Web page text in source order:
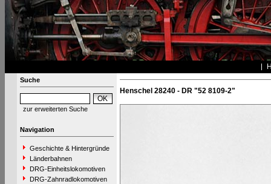
Suche
zur erweiterten Suche
Navigation
Geschichte & Hintergründe
Länderbahnen
DRG-Einheitslokomotiven
DRG-Zahnradlokomotiven
Henschel 28240 - DR "52 8109-2"